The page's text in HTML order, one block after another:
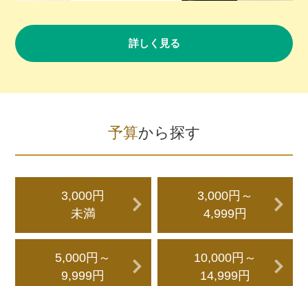
詳しく見る
予算から探す
3,000円
未満
3,000円～
4,999円
5,000円～
9,999円
10,000円～
14,999円